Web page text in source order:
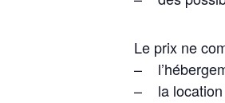
Le prix ne
–
– la location